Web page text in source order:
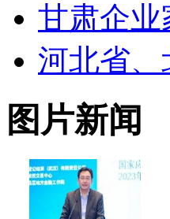
甘肃企业
河北省
图片新闻